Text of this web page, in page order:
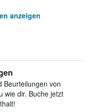
anzeigen
Beurteilungen von
wie dir. Buche jetzt